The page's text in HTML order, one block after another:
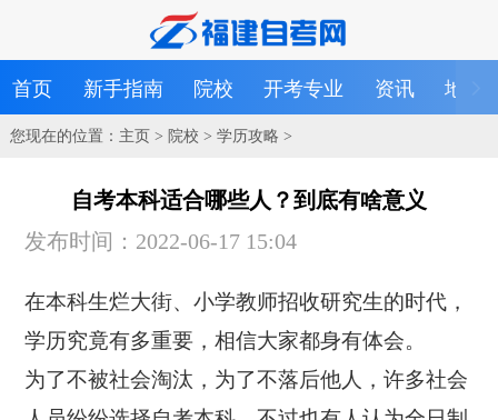
首页 新手指南 院校 开考专业 资讯 地区
您现在的位置： 主页> 院校 > 学历攻略 >
自考本科适合哪些人？到底有啥意义
发布时间：2022-06-17 15:04
在本科生烂大街、小学教师招收研究生的时代，
学历究竟有多重要，相信大家都身有体会。
为了不被社会淘汰，为了不落后他人，许多社会